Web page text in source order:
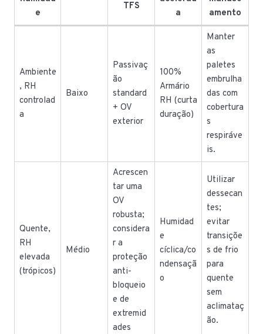
e
TFS
a
amento
Ambiente
, RH
controlad
a
Baixo
Passivaç
ão
standard
+ OV
exterior
100%
Armário
RH (curta
duração)
Manter
as
paletes
embrulha
das com
cobertura
s
respiráve
is.
Quente,
RH
elevada
(trópicos)
Médio
Acrescen
tar uma
OV
robusta;
considera
r a
proteção
anti-
bloqueio
e de
extremid
ades
Humidad
e
cíclica/co
ndensaçã
o
Utilizar
dessecan
tes;
evitar
transiçõe
s de frio
para
quente
sem
aclimataç
ão.